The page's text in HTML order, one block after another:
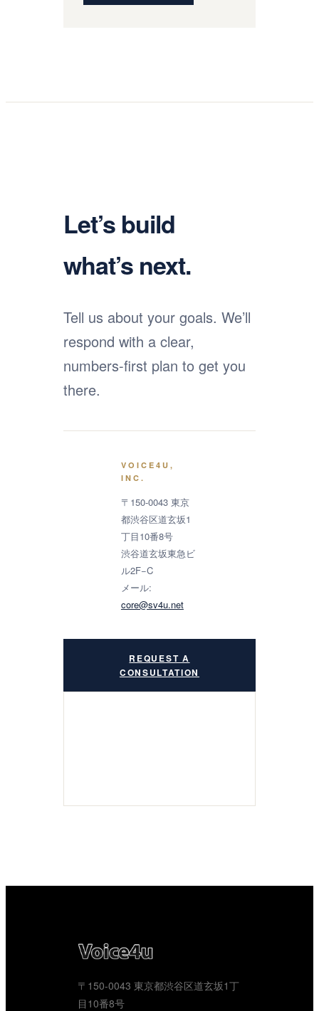
Let’s build
what’s next.
Tell us about your goals. We’ll
respond with a clear,
numbers-first plan to get you
there.
VOICE4U,
INC.
〒150-0043 東京
都渋谷区道玄坂1
丁目10番8号
渋谷道玄坂東急ビ
ル2F−C
メール:
core@sv4u.net
REQUEST A
CONSULTATION
〒150-0043 東京都渋谷区道玄坂1丁
目10番8号